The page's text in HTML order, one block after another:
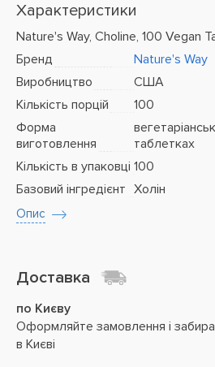
Характеристики
Nature's Way, Choline, 100 Vegan
Бренд
Nature's Way
Виробництво
США
Кількість порцій
100
Форма
виготовлення
таблетках
Кількість в упаковці 100
Базовий інгредієнт Холін
Опис
Доставка
по Києву
Оформляйте замовлення і
в Києві